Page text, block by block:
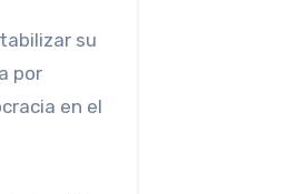
su
por
en el